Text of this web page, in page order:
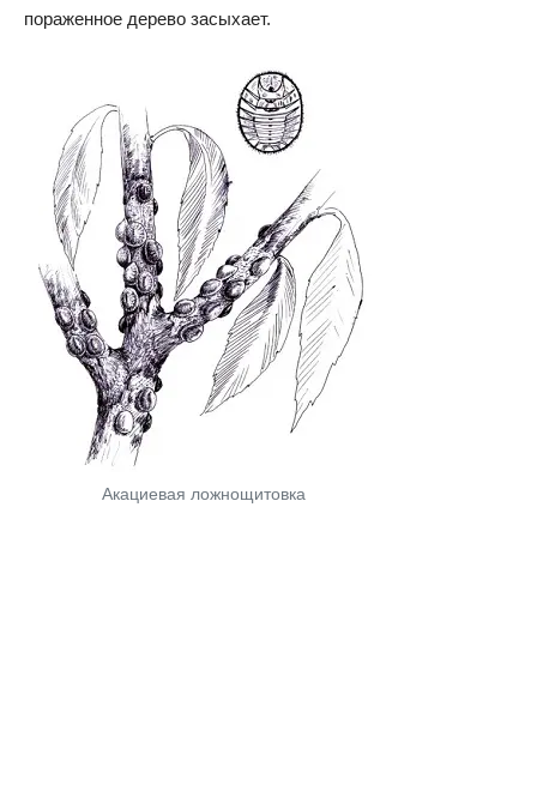
пораженное дерево засыхает.
Акациевая ложнощитовка